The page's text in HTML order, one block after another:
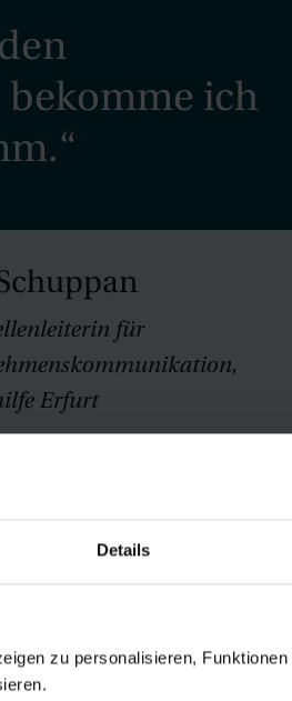
Details
zu personalisieren,
ich
für
Erfurt
stellt